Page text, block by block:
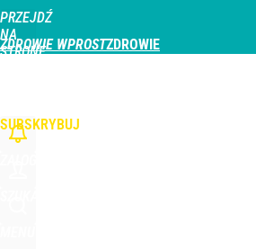
PRZEJDŹ
NA
STRONĘ
ZDROWIE WPROST
SUBSKRYBUJ